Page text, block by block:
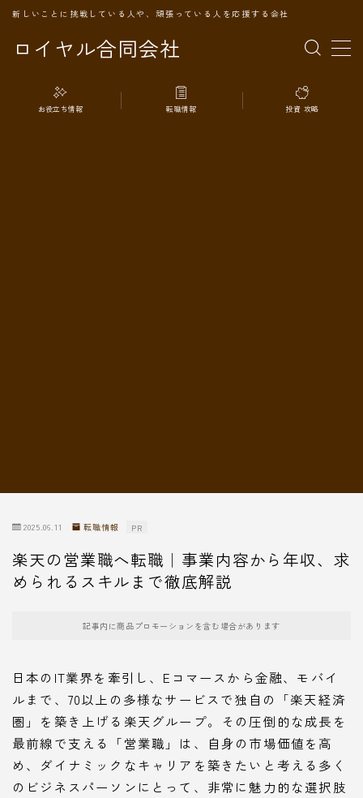
ロイヤル合同会社
新しいことに挑戦している人や、頑張っている人を応援する会社
MENU
TOPページ
お役立ち情報 転職情報 投資 攻略
2025.06.11 転職情報 PR
楽天の営業職へ転職｜事業内容から年収、求
められるスキルまで徹底解説
記事内に商品プロモーションを含む場合があります
日本のIT業界を牽引し、Eコマースから金融、モバイ
ルまで、70以上の多様なサービスで独自の「楽天経済
圏」を築き上げる楽天グループ。その圧倒的な成長を
最前線で支える「営業職」は、自身の市場価値を高
め、ダイナミックなキャリアを築きたいと考える多く
のビジネスパーソンにとって、非常に魅力的な選択肢